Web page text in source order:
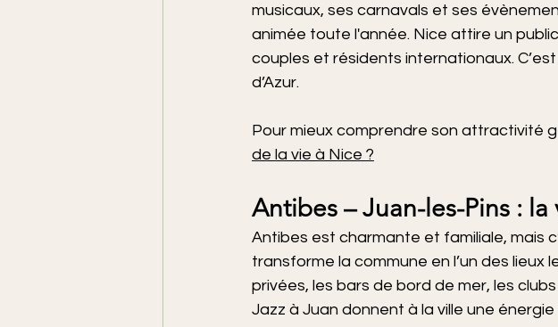
musicaux, ses carnavals et ses
animée toute l'année. Nice attire un
couples et résidents internationaux.
d’Azur.
Pour mieux comprendre son attractivité
de la vie à Nice ?
Antibes – Juan-les-Pins :
Antibes est charmante et familiale, mais
transforme la commune en l’un des lieux
privées, les bars de bord de mer, les
Jazz à Juan donnent à la ville une